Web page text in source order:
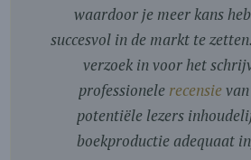
waardoor je meer kans
succesvol in de markt te
verzoek in voor het
professionele recensie
potentiële lezers
boekproductie adequaat